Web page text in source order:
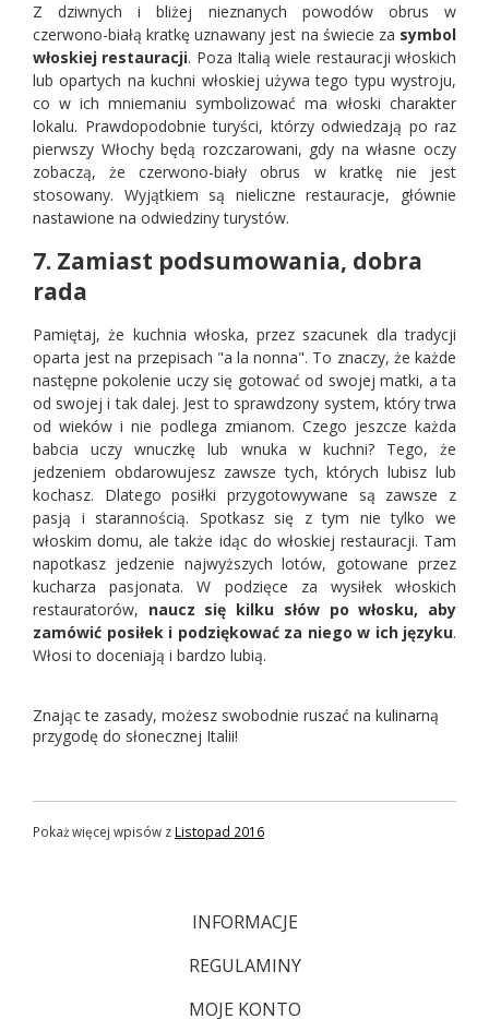
Z dziwnych i bliżej nieznanych powodów obrus w
czerwono-białą kratkę uznawany jest na świecie za symbol
włoskiej restauracji. Poza Italią wiele restauracji włoskich
lub opartych na kuchni włoskiej używa tego typu wystroju,
co w ich mniemaniu symbolizować ma włoski charakter
lokalu. Prawdopodobnie turyści, którzy odwiedzają po raz
pierwszy Włochy będą rozczarowani, gdy na własne oczy
zobaczą, że czerwono-biały obrus w kratkę nie jest
stosowany. Wyjątkiem są nieliczne restauracje, głównie
nastawione na odwiedziny turystów.
7. Zamiast podsumowania, dobra
rada
Pamiętaj, że kuchnia włoska, przez szacunek dla tradycji
oparta jest na przepisach "a la nonna". To znaczy, że każde
następne pokolenie uczy się gotować od swojej matki, a ta
od swojej i tak dalej. Jest to sprawdzony system, który trwa
od wieków i nie podlega zmianom. Czego jeszcze każda
babcia uczy wnuczkę lub wnuka w kuchni? Tego, że
jedzeniem obdarowujesz zawsze tych, których lubisz lub
kochasz. Dlatego posiłki przygotowywane są zawsze z
pasją i starannością. Spotkasz się z tym nie tylko we
włoskim domu, ale także idąc do włoskiej restauracji. Tam
napotkasz jedzenie najwyższych lotów, gotowane przez
kucharza pasjonata. W podzięce za wysiłek włoskich
restauratorów, naucz się kilku słów po włosku, aby
zamówić posiłek i podziękować za niego w ich języku.
Włosi to doceniają i bardzo lubią.
Znając te zasady, możesz swobodnie ruszać na kulinarną
przygodę do słonecznej Italii!
Pokaż więcej wpisów z Listopad 2016
INFORMACJE
REGULAMINY
MOJE KONTO